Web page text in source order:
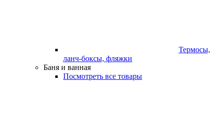
Термосы,
ланч-боксы, фляжки
Баня и ванная
Посмотреть все товары